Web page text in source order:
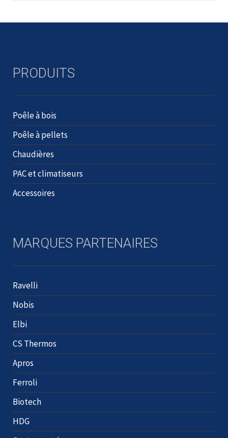
PRODUITS
Poêle à bois
Poêle à pellets
Chaudières
PAC et climatiseurs
Accessoires
MARQUES PARTENAIRES
Ravelli
Nobis
Elbi
CS Thermos
Apros
Ferroli
Biotech
HDG